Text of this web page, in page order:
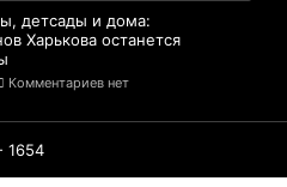
детсады и дома:
Харькова останется
Комментариев нет
1654